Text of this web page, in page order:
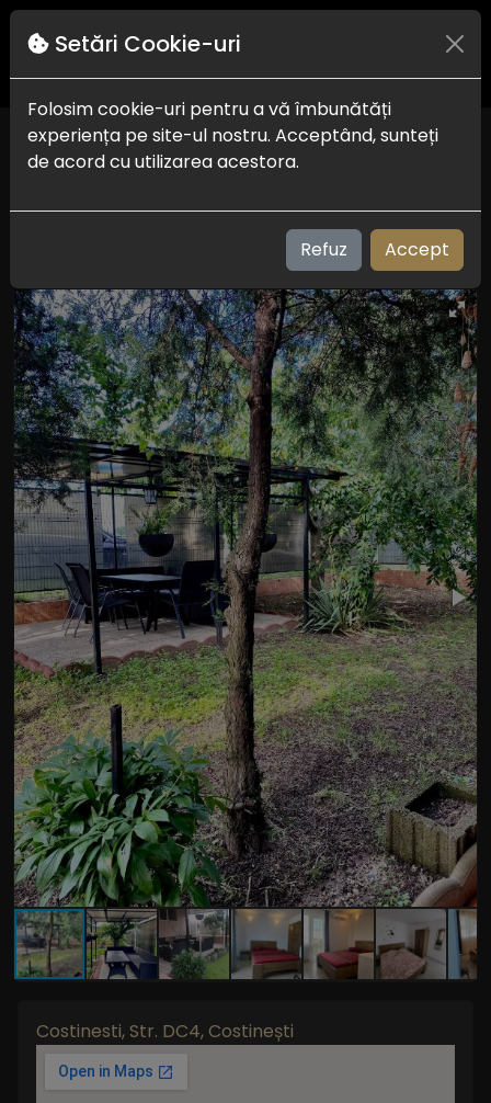
Vila Sofia
Plaja: 800 m
14:00 la 23:00 - 07:00 la 09:30
Costinesti, Str. DC4, Costinești
Setări Cookie-uri
Folosim cookie-uri pentru a vă îmbunătăți
experiența pe site-ul nostru. Acceptând, sunteți
de acord cu utilizarea acestora.
Refuz Accept